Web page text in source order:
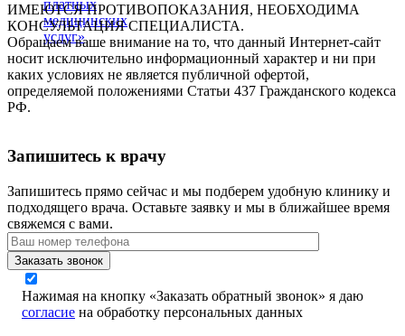
ИМЕЮТСЯ ПРОТИВОПОКАЗАНИЯ, НЕОБХОДИМА
КОНСУЛЬТАЦИЯ СПЕЦИАЛИСТА.
Обращаем ваше внимание на то, что данный Интернет-сайт
носит исключительно информационный характер и ни при
каких условиях не является публичной офертой,
определяемой положениями Статьи 437 Гражданского кодекса
РФ.
Запишитесь к врачу
Запишитесь прямо сейчас и мы подберем удобную клинику и
подходящего врача. Оставьте заявку и мы в ближайшее время
свяжемся с вами.
Заказать звонок
Нажимая на кнопку «Заказать обратный звонок» я даю
согласие на обработку персональных данных